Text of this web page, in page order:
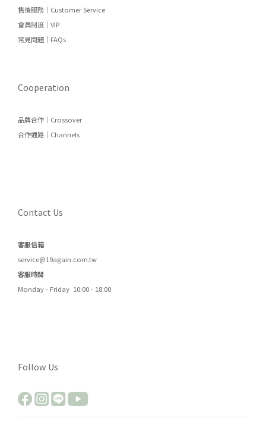
售後服務｜Customer Service
會員制度｜VIP
常見問題｜FAQs
Cooperation
品牌合作｜Crossover
合作通路｜Channels
Contact Us
客服信箱
service@19again.com.tw
客服時間
Monday - Friday 10:00 - 18:00
Follow Us